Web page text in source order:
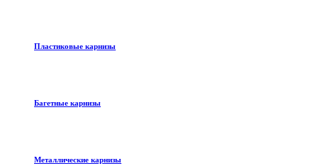
Пластиковые карнизы
Багетные карнизы
Металлические карнизы